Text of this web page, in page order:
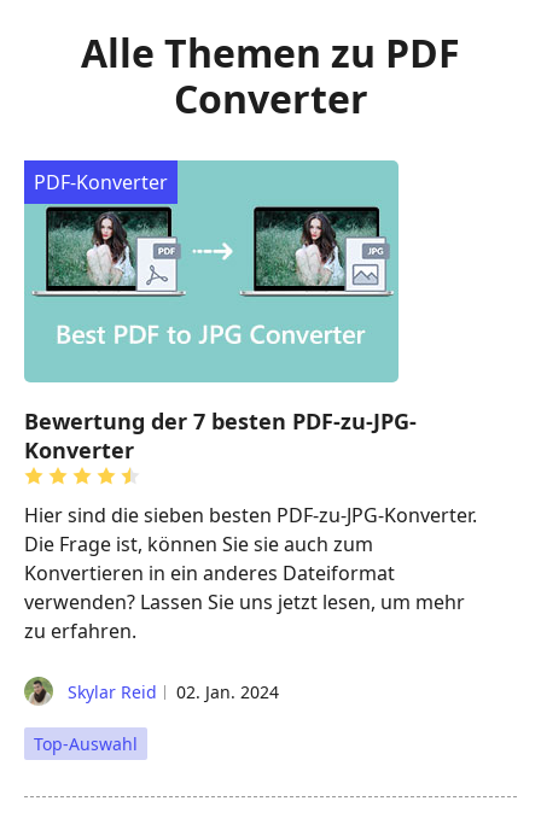
Alle Themen zu PDF
Converter
PDF-Konverter
Bewertung der 7 besten PDF-zu-JPG-
Konverter
Hier sind die sieben besten PDF-zu-JPG-Konverter.
Die Frage ist, können Sie sie auch zum
Konvertieren in ein anderes Dateiformat
verwenden? Lassen Sie uns jetzt lesen, um mehr
zu erfahren.
Skylar Reid 02. Jan. 2024
Top-Auswahl